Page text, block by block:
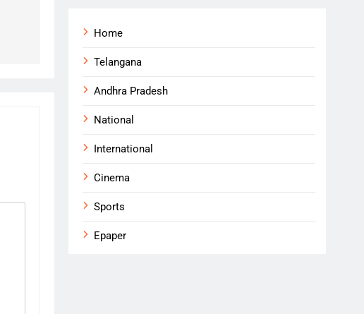
Home
Telangana
Andhra Pradesh
National
International
Cinema
Sports
Epaper